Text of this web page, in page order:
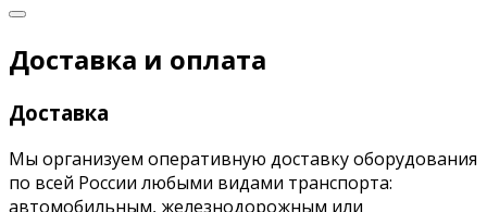
Доставка и оплата
Доставка
Мы организуем оперативную доставку оборудования
по всей России любыми видами транспорта:
автомобильным, железнодорожным или